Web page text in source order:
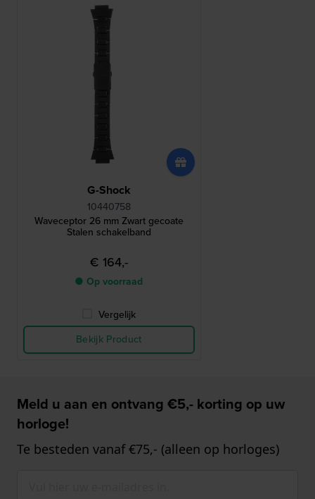
G-Shock
10440758
Waveceptor 26 mm Zwart gecoate
Stalen schakelband
€ 164,-
● Op voorraad
Vergelijk
Bekijk Product
Meld u aan en ontvang €5,- korting op uw
horloge!
Te besteden vanaf €75,- (alleen op horloges)